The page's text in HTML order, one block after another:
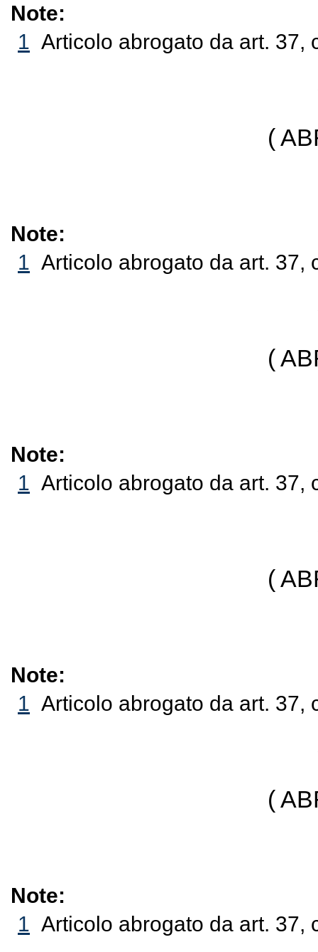
Note:
1 Articolo abrogato da art. 37,
(
Note:
1 Articolo abrogato da art. 37,
(
Note:
1 Articolo abrogato da art. 37,
(
Note:
1 Articolo abrogato da art. 37,
(
Note:
1 Articolo abrogato da art. 37,